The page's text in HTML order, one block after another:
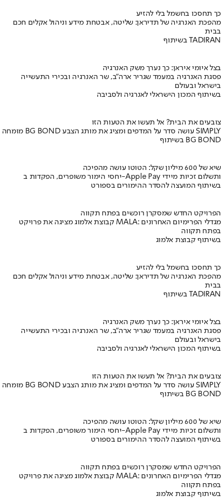
כך תחסכו בחשמל בלי להזיע
מהפכת האנרגיה של תדיראן: שליטה, אבטחת מידע וניהול אקלים חכם
בבית
בשיתוף TADIRAN
בצל איומי איראן: כך נערך משק האנרגיה
פסגת האנרגיה במעמד שגריר ארה"ב, שר האנרגיה ובכירי התעשייה
בישראל ובעולם
בשיתוף המכון הישראלי לאנרגיה ולסביבה
צובעים את הבית? אל תעשו את הטעות הזו
מומחה BG BOND עושה סדר על המדפים ומציג את מותג הצבע SIMPLY
בשיתוף BG BOND
שיא של 600 מיליון שקל: הטוטו עושה מהפיכה
יחסי הימור משופרים, הפקדות ב-Apple Pay ותשלום זכיות מיידי
בשיתוף המועצה להסדר ההימורים בספורט
הפרויקט החדש שמסקרן רוכשים בפתח תקווה
קבוצת אלמוג מציגה את פרויקט MALA: מגדלי הפרימיום האחרונים
בפתח תקווה
בשיתוף קבוצת אלמוג
כך תחסכו בחשמל בלי להזיע
מהפכת האנרגיה של תדיראן: שליטה, אבטחת מידע וניהול אקלים חכם
בבית
בשיתוף TADIRAN
בצל איומי איראן: כך נערך משק האנרגיה
פסגת האנרגיה במעמד שגריר ארה"ב, שר האנרגיה ובכירי התעשייה
בישראל ובעולם
בשיתוף המכון הישראלי לאנרגיה ולסביבה
צובעים את הבית? אל תעשו את הטעות הזו
מומחה BG BOND עושה סדר על המדפים ומציג את מותג הצבע SIMPLY
בשיתוף BG BOND
שיא של 600 מיליון שקל: הטוטו עושה מהפיכה
יחסי הימור משופרים, הפקדות ב-Apple Pay ותשלום זכיות מיידי
בשיתוף המועצה להסדר ההימורים בספורט
הפרויקט החדש שמסקרן רוכשים בפתח תקווה
קבוצת אלמוג מציגה את פרויקט MALA: מגדלי הפרימיום האחרונים
בפתח תקווה
בשיתוף קבוצת אלמוג